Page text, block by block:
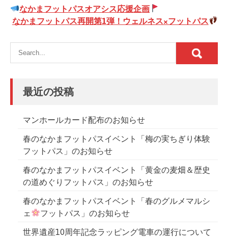
投
稿
ナ
ビ
ー
シ
ョ
ン
なかまフットパスオアシス応援企画
なかまフットパス再開第1弾！ウェルネス×フットパス
最近の投稿
マンホールカード配布のお知らせ
春のなかまフットパスイベント「梅の実ちぎり体験
フットパス」のお知らせ
春のなかまフットパスイベント「黄金の麦畑＆歴史
の道めぐりフットパス」のお知らせ
春のなかまフットパスイベント「春のグルメマルシ
ェ
フットパス」のお知らせ
世界遺産10周年記念ラッピング電車の運行について